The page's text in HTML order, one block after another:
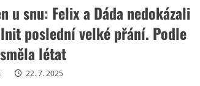
u snu: Felix a Dáda nedokázali
poslední velké přání. Podle
létat
22. 7. 2025